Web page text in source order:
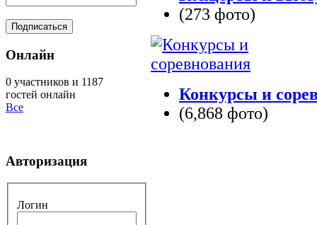
(273 фото)
Конкурсы и
(6,868 фото)
Онлайн
0 участников и 1187
гостей онлайн
Все
Авторизация
Логин